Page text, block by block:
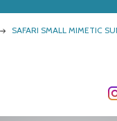
SAFARI SMALL MIMETIC